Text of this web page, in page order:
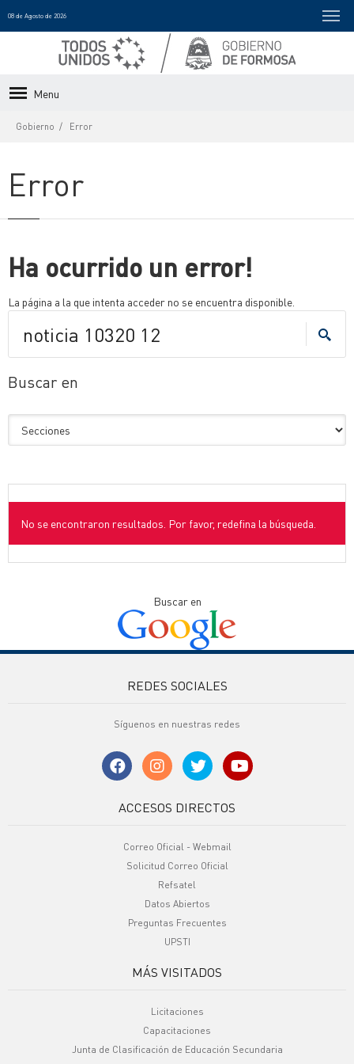
08 de Agosto de 2026
Menu
Gobierno Error
Error
Ha ocurrido un error!
La página a la que intenta acceder no se encuentra disponible.
Buscar en
No se encontraron resultados. Por favor, redefina la búsqueda.
Buscar en
REDES SOCIALES
Síguenos en nuestras redes
ACCESOS DIRECTOS
Correo Oficial - Webmail
Solicitud Correo Oficial
Refsatel
Datos Abiertos
Preguntas Frecuentes
UPSTI
MÁS VISITADOS
Licitaciones
Capacitaciones
Junta de Clasificación de Educación Secundaria